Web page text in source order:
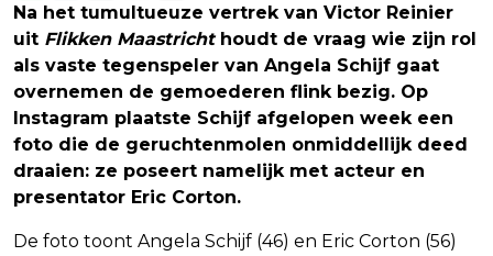
Na het tumultueuze vertrek van Victor Reinier
uit Flikken Maastrichthoudt de vraag wie zijn rol
als vaste tegenspeler van Angela Schijf gaat
overnemen de gemoederen flink bezig. Op
Instagram plaatste Schijf afgelopen week een
foto die de geruchtenmolen onmiddellijk deed
draaien: ze poseert namelijk met acteur en
presentator Eric Corton.
De foto toont Angela Schijf (46) en Eric Corton (56)